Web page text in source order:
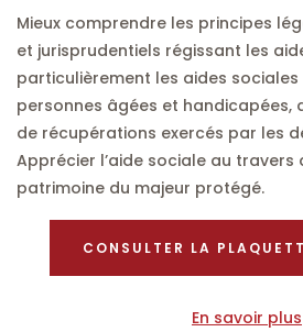
Mieux comprendre les principes
et jurisprudentiels régissant les
particulièrement les aides sociales
personnes âgées et handicapées,
de récupérations exercés par les
Apprécier l’aide sociale au travers
patrimoine du majeur protégé.
CONSULTER LA
En savoir plus